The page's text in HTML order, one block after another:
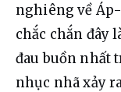
nghiêng về Áp-
chắc chắn đây
đau buồn nhất
nhục nhã xảy